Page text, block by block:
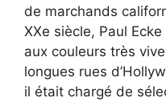
de marchands
XXe siècle, Paul
aux couleurs très
longues rues
il était chargé de